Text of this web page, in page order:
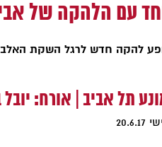
עם הלהקה של
להקה חדש לרגל השקת
תל אביב | אורח: יובל